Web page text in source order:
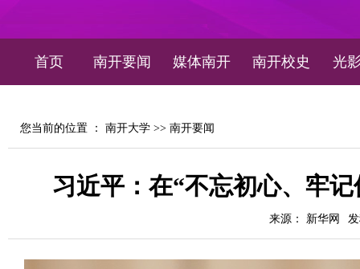
首页 南开要闻 媒体南开 南开校史 光
您当前的位置 ： 南开大学 >> 南开要闻
习近平：在“不忘初心、牢
来源： 新华网